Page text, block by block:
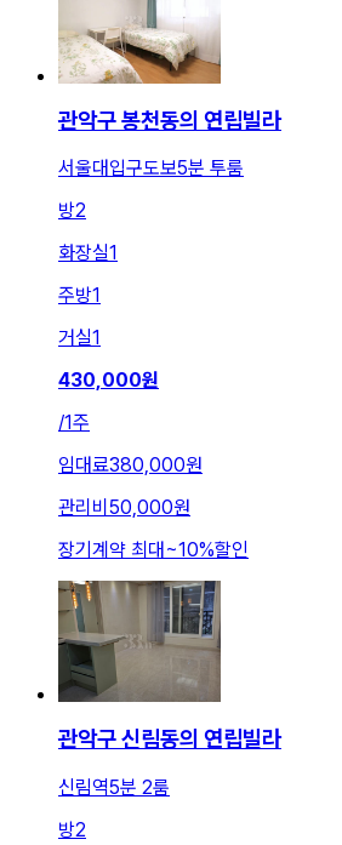
관악구 봉천동의 연립빌라
서울대입구도보5분 투룸
방2
화장실1
주방1
거실1
430,000원
/1주
임대료380,000원
관리비 50,000원
장기계약 최대 ~10%할인
관악구 신림동의 연립빌라
신림역5분 2룸
방2